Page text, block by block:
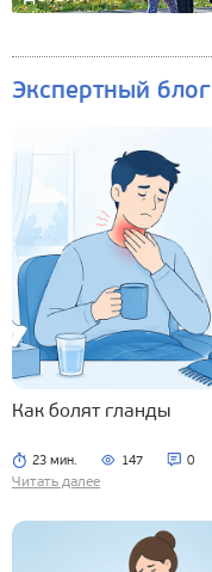
Экспертный блог
Как болят гланды
23 мин. 147 0
Читать далее